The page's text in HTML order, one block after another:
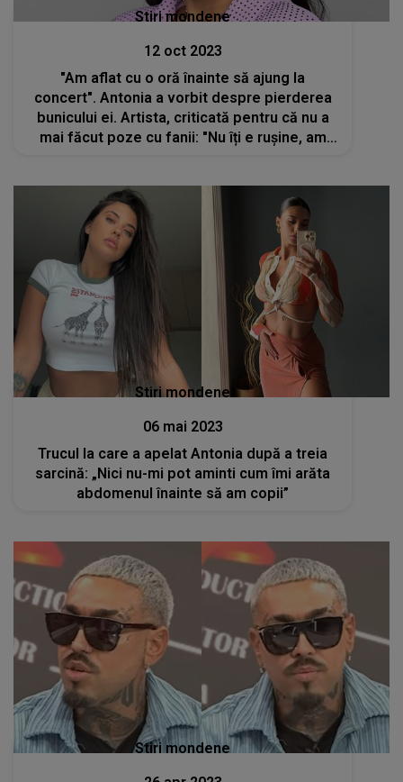
Stiri mondene
12 oct 2023
"Am aflat cu o oră înainte să ajung la
concert". Antonia a vorbit despre pierderea
bunicului ei. Artista, criticată pentru că nu a
mai făcut poze cu fanii: "Nu îți e rușine, am
Stiri mondene
06 mai 2023
Trucul la care a apelat Antonia după a treia
sarcină: „Nici nu-mi pot aminti cum îmi arăta
abdomenul înainte să am copii”
Stiri mondene